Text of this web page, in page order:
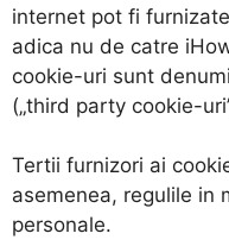
internet pot fi
adica nu de catre
cookie-uri sunt
(„third party cookie-
Tertii furnizori ai
asemenea, regulile in
personale.